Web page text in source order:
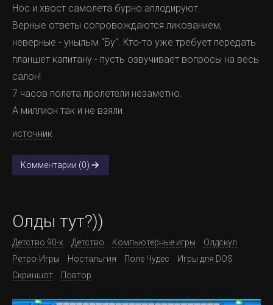
Нос и хвост самолета бурно аплодируют.
Верные ответы сопровождаются ликованием,
неверные - унылым "Бу". Кто-то уже требует передать
планшет капитану - пусть озвучивает вопросы на весь
салон!
7 часов полета пролетели незаметно.
А миллион так и не взяли.
источник
Комментарии (0)
Олды тут?))
Детство 90-х Детство Компьютерные игры
Олдскул
Ретро-Игры
Ностальгия Поле Чудес
Игры для DOS
Скриншот
Повтор